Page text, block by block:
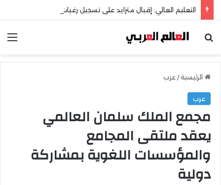
بحث عن
الرئيسية/ عرب
عرب
مجمع الملك سلمان العالمي
يعقد ملتقى المجامع
والمؤسسات اللغوية بمشاركة
دولية